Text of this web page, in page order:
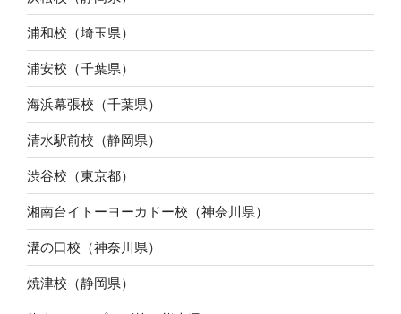
浦和校（埼玉県）
浦安校（千葉県）
海浜幕張校（千葉県）
清水駅前校（静岡県）
渋谷校（東京都）
湘南台イトーヨーカドー校（神奈川県）
溝の口校（神奈川県）
焼津校（静岡県）